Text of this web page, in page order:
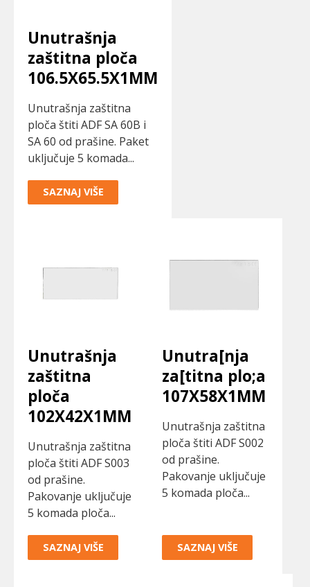
Unutrašnja
zaštitna ploča
106.5X65.5X1MM
Unutrašnja zaštitna
ploča štiti ADF SA 60B i
SA 60 od prašine. Paket
uključuje 5 komada...
SAZNAJ VIŠE
Unutrašnja
zaštitna
ploča
102X42X1MM
Unutrašnja zaštitna
ploča štiti ADF S003
od prašine.
Pakovanje uključuje
5 komada ploča...
SAZNAJ VIŠE
Unutra[nja
za[titna plo;a
107X58X1MM
Unutrašnja zaštitna
ploča štiti ADF S002
od prašine.
Pakovanje uključuje
5 komada ploča...
SAZNAJ VIŠE